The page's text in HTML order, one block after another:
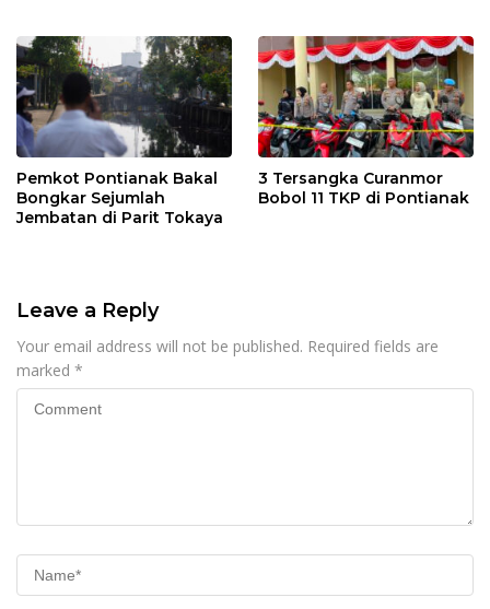
Pemkot Pontianak Bakal
Bongkar Sejumlah
Jembatan di Parit Tokaya
3 Tersangka Curanmor
Bobol 11 TKP di Pontianak
Leave a Reply
Your email address will not be published. Required fields are
marked *